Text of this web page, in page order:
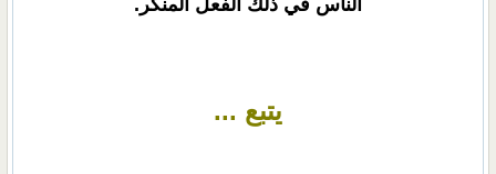
الناس في ذلك الفعل المنكر.
يتبع ...